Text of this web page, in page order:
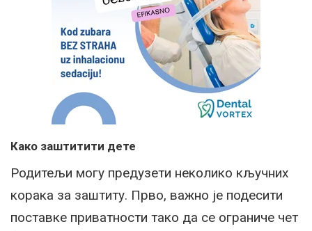
Како заштитити дете
Родитељи могу предузети неколико кључних
корака за заштиту. Прво, важно је подесити
поставке приватности тако да се ограниче чет